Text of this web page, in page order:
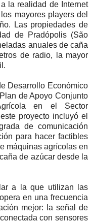
la realidad de Internet
mayores players del
Las propiedades de
de Pradópolis (São
anuales de caña
de radio, la mayor
Desarrollo Económico
de Apoyo Conjunto
en el Sector
proyecto incluyó el
de comunicación
para hacer factibles
máquinas agrícolas en
de azúcar desde la
a la que utilizan las
en una frecuencia
mejor: la señal de
con sensores